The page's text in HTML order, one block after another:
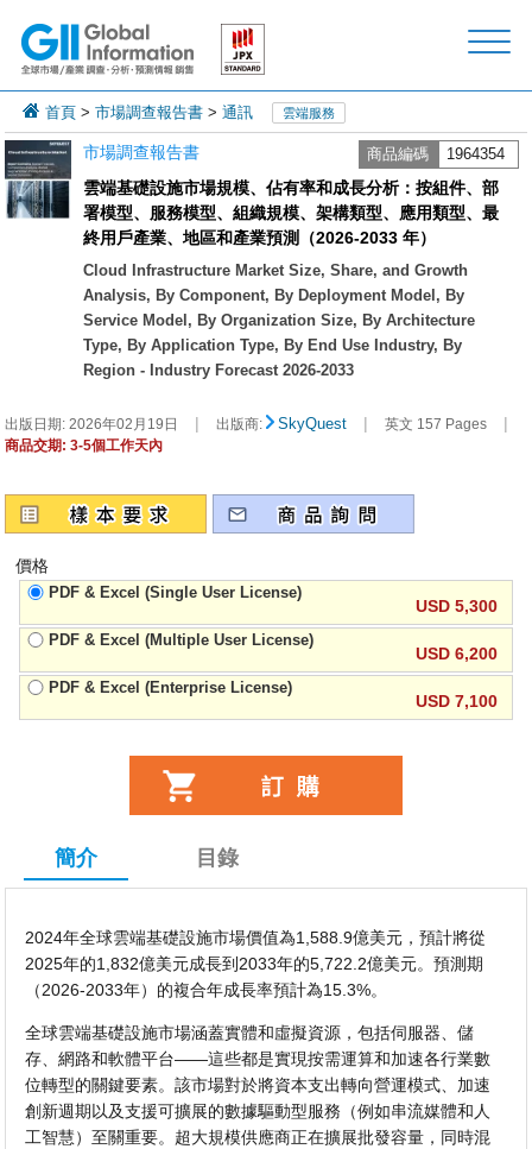
首頁 >市場調查報告書 >通訊 雲端服務
市場調查報告書 商品編碼 1964354
雲端基礎設施市場規模、佔有率和成長分析：按組件、部
署模型、服務模型、組織規模、架構類型、應用類型、最
終用戶產業、地區和產業預測（2026-2033 年）
Cloud Infrastructure Market Size, Share, and Growth
Analysis, By Component, By Deployment Model, By
Service Model, By Organization Size, By Architecture
Type, By Application Type, By End Use Industry, By
Region - Industry Forecast 2026-2033
出版日期:2026年02月19日 | 出版商: SkyQuest | 英文 157 Pages |
商品交期: 3-5個工作天內
價格
PDF & Excel (Single User License)
USD 5,300
PDF & Excel (Multiple User License)
USD 6,200
PDF & Excel (Enterprise License)
USD 7,100
簡介 目錄
2024年全球雲端基礎設施市場價值為1,588.9億美元，預計將從
2025年的1,832億美元成長到2033年的5,722.2億美元。預測期
（2026-2033年）的複合年成長率預計為15.3%。
全球雲端基礎設施市場涵蓋實體和虛擬資源，包括伺服器、儲
存、網路和軟體平台——這些都是實現按需運算和加速各行業數
位轉型的關鍵要素。該市場對於將資本支出轉向營運模式、加速
創新週期以及支援可擴展的數據驅動型服務（例如串流媒體和人
工智慧）至關重要。超大規模供應商正在擴展批發容量，同時混